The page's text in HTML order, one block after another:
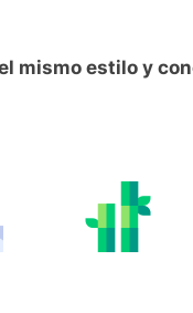
mismo estilo y